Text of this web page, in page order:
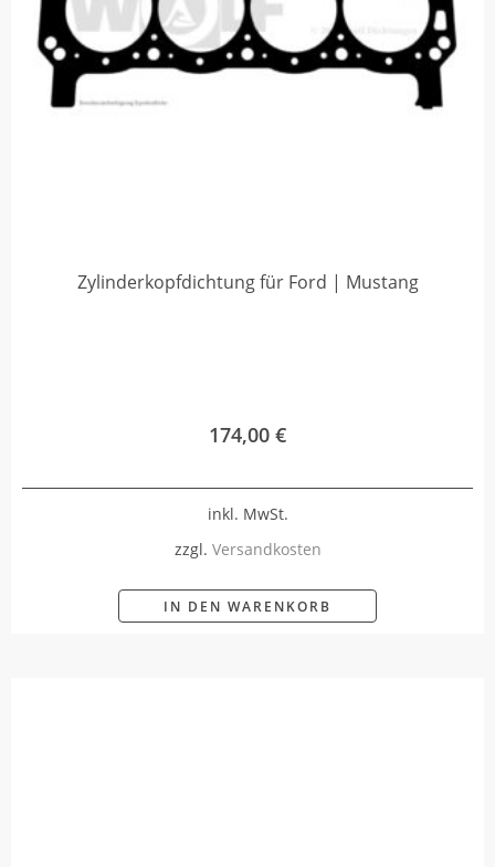
Zylinderkopfdichtung für Ford | Mustang
174,00 €
inkl. MwSt.
zzgl. Versandkosten
IN DEN WARENKORB